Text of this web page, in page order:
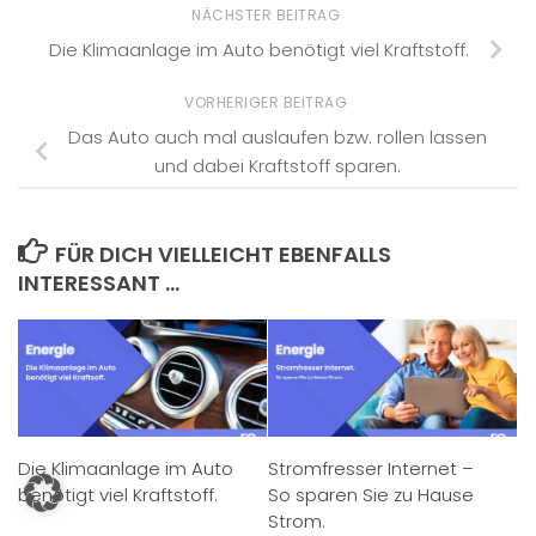
NÄCHSTER BEITRAG
Die Klimaanlage im Auto benötigt viel Kraftstoff.
VORHERIGER BEITRAG
Das Auto auch mal auslaufen bzw. rollen lassen
und dabei Kraftstoff sparen.
FÜR DICH VIELLEICHT EBENFALLS
INTERESSANT …
Die Klimaanlage im Auto
benötigt viel Kraftstoff.
Stromfresser Internet –
So sparen Sie zu Hause
Strom.